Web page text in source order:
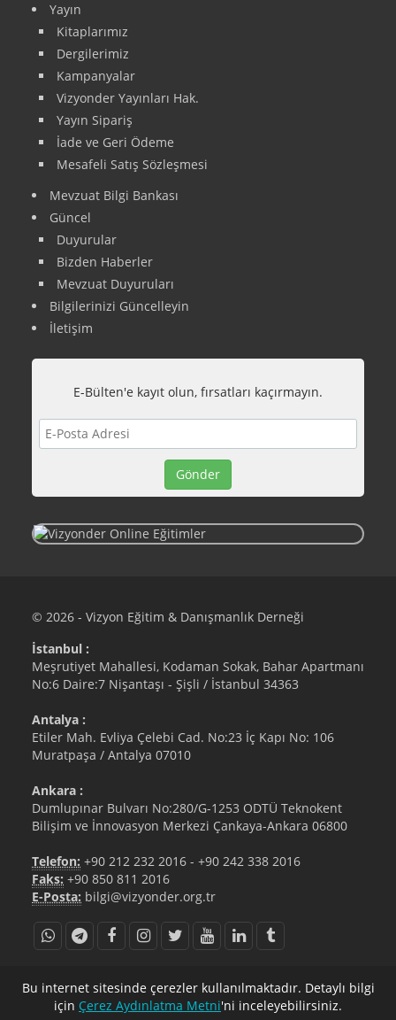
Yayın
Kitaplarımız
Dergilerimiz
Kampanyalar
Vizyonder Yayınları Hak.
Yayın Sipariş
İade ve Geri Ödeme
Mesafeli Satış Sözleşmesi
Mevzuat Bilgi Bankası
Güncel
Duyurular
Bizden Haberler
Mevzuat Duyuruları
Bilgilerinizi Güncelleyin
İletişim
E-Bülten'e kayıt olun, fırsatları kaçırmayın.
© 2026 - Vizyon Eğitim & Danışmanlık Derneği
İstanbul :
Meşrutiyet Mahallesi, Kodaman Sokak, Bahar Apartmanı
No:6 Daire:7 Nişantaşı - Şişli / İstanbul 34363
Antalya :
Etiler Mah. Evliya Çelebi Cad. No:23 İç Kapı No: 106
Muratpaşa / Antalya 07010
Ankara :
Dumlupınar Bulvarı No:280/G-1253 ODTÜ Teknokent
Bilişim ve İnnovasyon Merkezi Çankaya-Ankara 06800
Telefon: +90 212 232 2016 - +90 242 338 2016
Faks: +90 850 811 2016
E-Posta: bilgi@vizyonder.org.tr
Bu internet sitesinde çerezler kullanılmaktadır. Detaylı bilgi
için Çerez Aydınlatma Metni'ni inceleyebilirsiniz.